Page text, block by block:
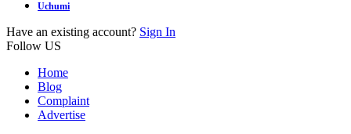
Uchumi
Have an existing account? Sign In
Follow US
Home
Blog
Complaint
Advertise